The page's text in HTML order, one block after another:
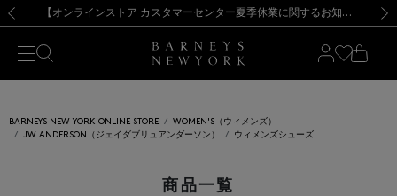
新規登録のお客様も対象！＜MY BARNEYS＞会員のお客様は11,000円（税込）以上のお買上げで常時送料無料！お買い物の際は会員登録を！
【夏季休業に伴う出荷一時停止のお知らせ】(2026.8.7) 【オンラインストア カスタマーセンター夏季休業に関するお知らせ】（2026.8.7）
【夏季休業に伴う返品・交換承り一時停止のお知らせ】（2026.8.5）
熊本県を中心とした地震の影響によるお荷物のお届けについて
【開催中】SUMMER SALEのご案内・ご注意事項 新規登録のお客様も対象！＜MY BARNEYS＞会員のお客様は11,000円（税込）以上のお買上げで常時送料無料！お買い物の際は会員登録を！
【夏季休業に伴う出荷一時停止のお知らせ】(2026.8.7)
BARNEYS NEW YORK ONLINE STORE
WOMEN'S（ウィメンズ）
JW ANDERSON（ジェイダブリュアンダーソン）
ウィメンズシューズ
商品一覧